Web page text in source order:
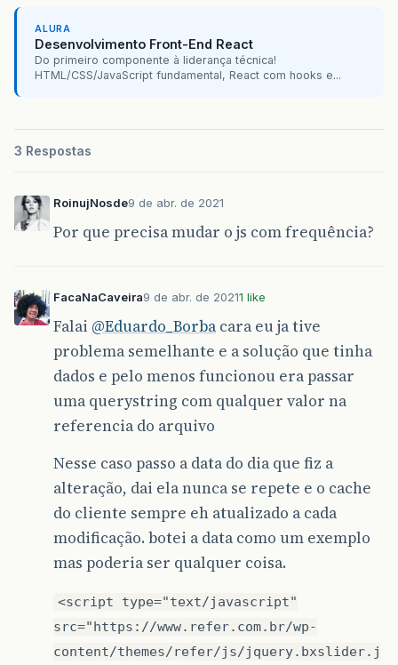
ALURA
Desenvolvimento Front-End React
Do primeiro componente à liderança técnica!
HTML/CSS/JavaScript fundamental, React com hooks e...
3 Respostas
RoinujNosde9 de abr. de 2021
Por que precisa mudar o js com frequência?
FacaNaCaveira9 de abr. de 20211 like
Falai @Eduardo_Borba cara eu ja tive
problema semelhante e a solução que tinha
dados e pelo menos funcionou era passar
uma querystring com qualquer valor na
referencia do arquivo
Nesse caso passo a data do dia que fiz a
alteração, dai ela nunca se repete e o cache
do cliente sempre eh atualizado a cada
modificação. botei a data como um exemplo
mas poderia ser qualquer coisa.
<script type="text/javascript"
src="https://www.refer.com.br/wp-
content/themes/refer/js/jquery.bxslider.j